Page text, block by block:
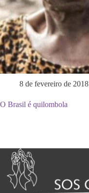
8 de fevereiro de 2018
O Brasil é quilombola